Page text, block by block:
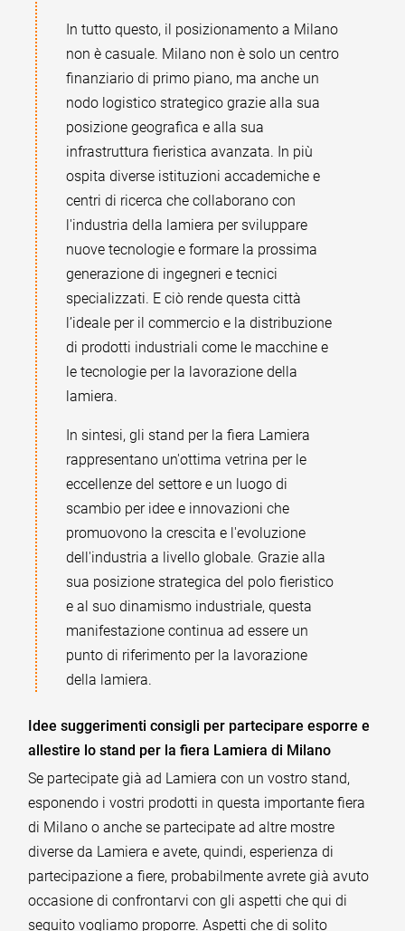
In tutto questo, il posizionamento a Milano
non è casuale. Milano non è solo un centro
finanziario di primo piano, ma anche un
nodo logistico strategico grazie alla sua
posizione geografica e alla sua
infrastruttura fieristica avanzata. In più
ospita diverse istituzioni accademiche e
centri di ricerca che collaborano con
l'industria della lamiera per sviluppare
nuove tecnologie e formare la prossima
generazione di ingegneri e tecnici
specializzati. E ciò rende questa città
l’ideale per il commercio e la distribuzione
di prodotti industriali come le macchine e
le tecnologie per la lavorazione della
lamiera.
In sintesi, gli stand per la fiera Lamiera
rappresentano un'ottima vetrina per le
eccellenze del settore e un luogo di
scambio per idee e innovazioni che
promuovono la crescita e l'evoluzione
dell'industria a livello globale. Grazie alla
sua posizione strategica del polo fieristico
e al suo dinamismo industriale, questa
manifestazione continua ad essere un
punto di riferimento per la lavorazione
della lamiera.
Idee suggerimenti consigli per partecipare esporre e
allestire lo stand per la fiera Lamiera di Milano
Se partecipate già ad Lamiera con un vostro stand,
esponendo i vostri prodotti in questa importante fiera
di Milano o anche se partecipate ad altre mostre
diverse da Lamiera e avete, quindi, esperienza di
partecipazione a fiere, probabilmente avrete già avuto
occasione di confrontarvi con gli aspetti che qui di
seguito vogliamo proporre. Aspetti che di solito